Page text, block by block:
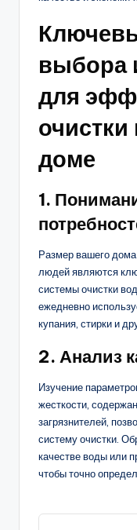
выбора
для
доме
1.
Размер вашего
людей являются
системы очистки
ежедневно
купания, стирки и
2. Анализ
Изучение
жесткости,
загрязнителей,
систему очистки.
качестве воды или
чтобы точно